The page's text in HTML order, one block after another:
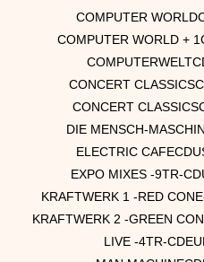
COMPUTER
COMPUTER WORLD +
CONCERT
CONCERT
DIE MENSCH-
ELECTRIC
EXPO MIXES -9TR-
KRAFTWERK 1 -RED
KRAFTWERK 2 -GREEN
LIVE -4TR-